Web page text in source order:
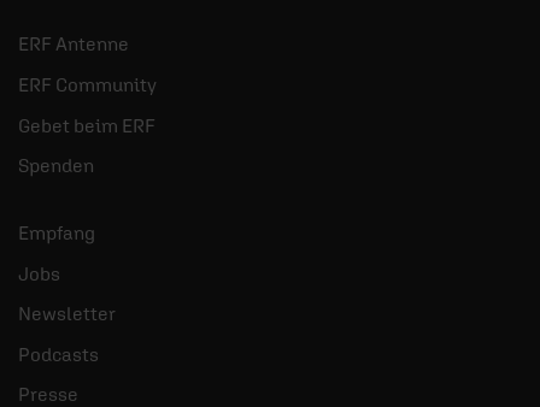
ERF Antenne
ERF Community
Gebet beim ERF
Spenden
Empfang
Jobs
Newsletter
Podcasts
Presse